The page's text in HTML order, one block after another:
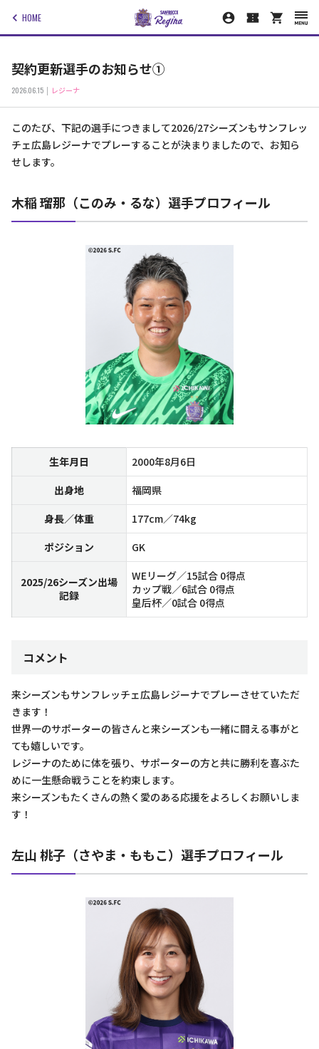
HOME
契約更新選手のお知らせ①
2026.06.15 レジーナ
このたび、下記の選手につきまして2026/27シーズンもサンフレッ
チェ広島レジーナでプレーすることが決まりましたので、お知ら
せします。
木稲 瑠那（このみ・るな）選手プロフィール
生年月日
2000年8月6日
出身地
福岡県
身長／体重
177cm／74kg
ポジション
GK
2025/26シーズン出場
記録
WEリーグ／15試合 0得点
カップ戦／6試合 0得点
皇后杯／0試合 0得点
コメント
来シーズンもサンフレッチェ広島レジーナでプレーさせていただ
きます！
世界一のサポーターの皆さんと来シーズンも一緒に闘える事がと
ても嬉しいです。
レジーナのために体を張り、サポーターの方と共に勝利を喜ぶた
めに一生懸命戦うことを約束します。
来シーズンもたくさんの熱く愛のある応援をよろしくお願いしま
す！
左山 桃子（さやま・ももこ）選手プロフィール